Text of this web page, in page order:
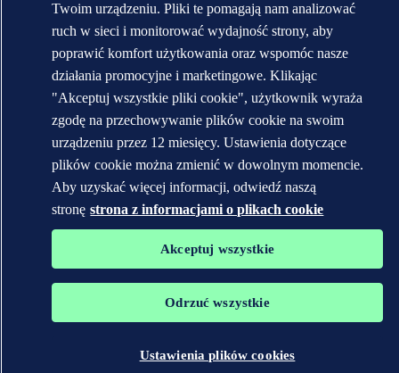
Znaki towarowe DNV GL®, DNV®, Horizon Graphic i Det
Norske Veritas® są własnością spółek wchodzących w skład grupy
Det Norske Veritas. Wszelkie prawa zastrzeżone.
WHEN TRUST MATTERS
Twoim urządzeniu. Pliki te pomagają nam analizować
ruch w sieci i monitorować wydajność strony, aby
poprawić komfort użytkowania oraz wspomóc nasze
działania promocyjne i marketingowe. Klikając
"Akceptuj wszystkie pliki cookie", użytkownik wyraża
zgodę na przechowywanie plików cookie na swoim
urządzeniu przez 12 miesięcy. Ustawienia dotyczące
plików cookie można zmienić w dowolnym momencie.
Aby uzyskać więcej informacji, odwiedź naszą
stronę strona z informacjami o plikach cookie
Akceptuj wszystkie
Odrzuć wszystkie
Ustawienia plików cookies